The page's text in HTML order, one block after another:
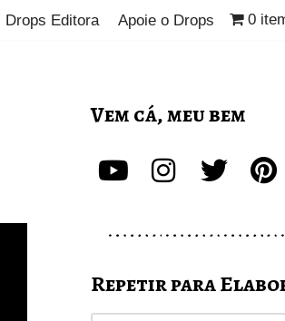
Drops Editora Apoie o Drops 0
Vem cá, meu bem
Repetir para